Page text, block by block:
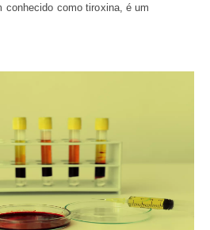
como tiroxina, é um